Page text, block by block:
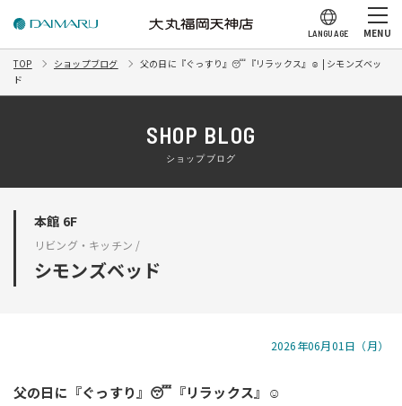
LANGUAGE MENU
TOP ショップブログ
父の日に『ぐっすり』😴『リラックス』☺️ | シモンズベッ
ド
SHOP BLOG
ショップブログ
本館 6F
リビング・キッチン /
シモンズベッド
2026年06月01日（月）
父の日に『ぐっすり』😴『リラックス』☺️